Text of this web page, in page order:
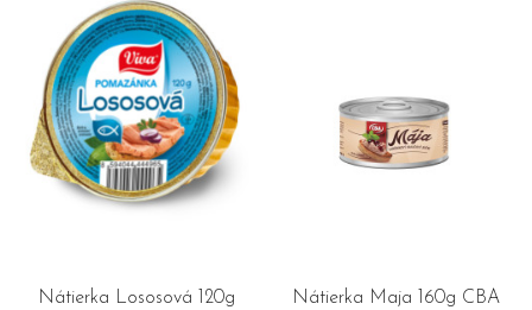
Nátierka Lososová 120g
Nátierka Maja 160g CBA